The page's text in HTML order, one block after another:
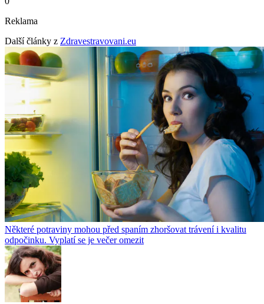
Reklama
Další články z Zdravestravovani.eu
Některé potraviny mohou před spaním zhoršovat trávení i kvalitu
odpočinku. Vyplatí se je večer omezit